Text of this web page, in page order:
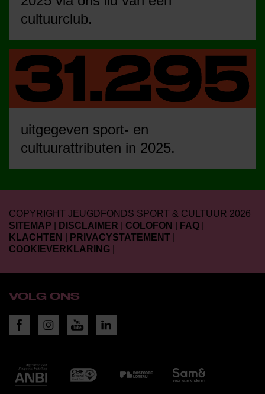
cultuurclub.
uitgegeven sport- en
cultuurattributen in 2025.
COPYRIGHT JEUGDFONDS SPORT & CULTUUR 2026
SITEMAP
DISCLAIMER COLOFON FAQ
KLACHTEN
PRIVACYSTATEMENT
COOKIEVERKLARING
VOLG ONS